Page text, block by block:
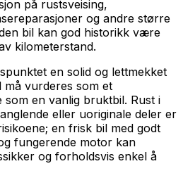
på rustsveising,
og andre større
bil kan god historikk være
kilometerstand.
en solid og lettmekket
må vurderes som et
som en vanlig bruktbil. Rust i
eller uoriginale deler er
en frisk bil med godt
fungerende motor kan
og forholdsvis enkel å